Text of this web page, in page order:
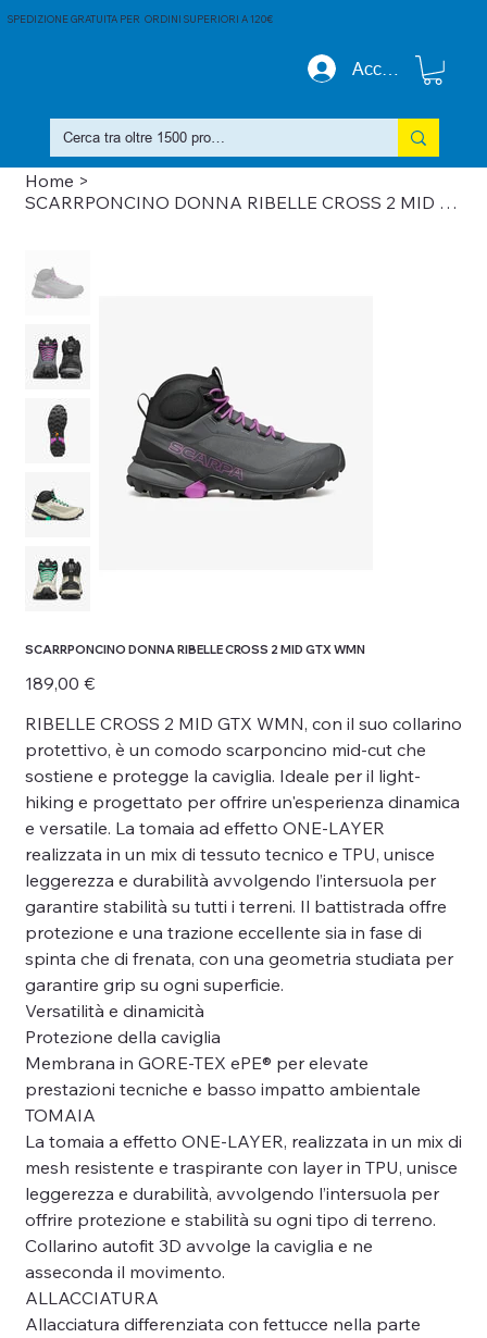
Accedi
SPEDIZIONE GRATUITA PER ORDINI SUPERIORI A 120€
Home >
SCARRPONCINO DONNA RIBELLE CROSS 2 MID GTX WMN
SCARRPONCINO DONNA RIBELLE CROSS 2 MID GTX WMN
Prezzo
189,00 €
RIBELLE CROSS 2 MID GTX WMN, con il suo collarino
protettivo, è un comodo scarponcino mid-cut che
sostiene e protegge la caviglia. Ideale per il light-
hiking e progettato per offrire un'esperienza dinamica
e versatile. La tomaia ad effetto ONE-LAYER
realizzata in un mix di tessuto tecnico e TPU, unisce
leggerezza e durabilità avvolgendo l’intersuola per
garantire stabilità su tutti i terreni. Il battistrada offre
protezione e una trazione eccellente sia in fase di
spinta che di frenata, con una geometria studiata per
garantire grip su ogni superficie.
Versatilità e dinamicità
Protezione della caviglia
Membrana in GORE-TEX ePE® per elevate
prestazioni tecniche e basso impatto ambientale
TOMAIA
La tomaia a effetto ONE-LAYER, realizzata in un mix di
mesh resistente e traspirante con layer in TPU, unisce
leggerezza e durabilità, avvolgendo l’intersuola per
offrire protezione e stabilità su ogni tipo di terreno.
Collarino autofit 3D avvolge la caviglia e ne
asseconda il movimento.
ALLACCIATURA
Allacciatura differenziata con fettucce nella parte